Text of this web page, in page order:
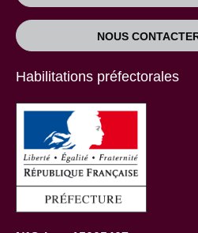
NOUS
Habilitations préfectorales